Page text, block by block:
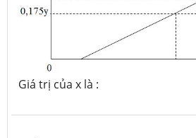
Giá trị của x là :